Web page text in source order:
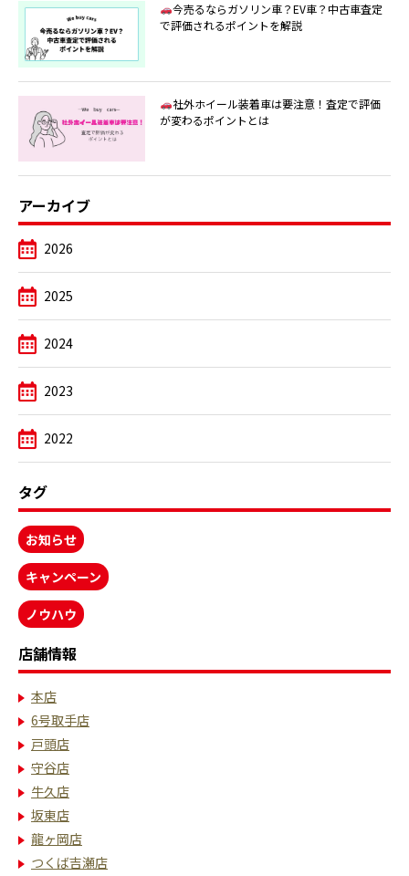
今売るならガソリン車？EV車？中古車査定
で評価されるポイントを解説
社外ホイール装着車は要注意！査定で評価
が変わるポイントとは
アーカイブ
2026
2025
2024
2023
2022
タグ
お知らせ
キャンペーン
ノウハウ
店舗情報
本店
6号取手店
戸頭店
守谷店
牛久店
坂東店
龍ヶ岡店
つくば吉瀬店